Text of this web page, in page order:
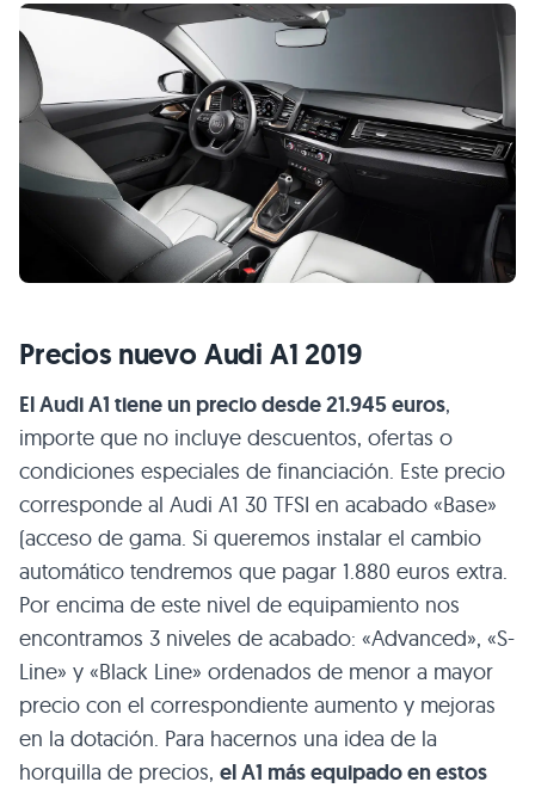
Precios nuevo Audi A1 2019
El Audi A1 tiene un precio desde 21.945 euros,
importe que no incluye descuentos, ofertas o
condiciones especiales de financiación. Este precio
corresponde al Audi A1 30 TFSI en acabado «Base»
(acceso de gama. Si queremos instalar el cambio
automático tendremos que pagar 1.880 euros extra.
Por encima de este nivel de equipamiento nos
encontramos 3 niveles de acabado: «Advanced», «S-
Line» y «Black Line» ordenados de menor a mayor
precio con el correspondiente aumento y mejoras
en la dotación. Para hacernos una idea de la
horquilla de precios, el A1 más equipado en estos